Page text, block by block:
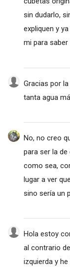
sin dudarlo,
expliquen y
mi para
Gracias por
tanta agua
No, no creo
para ser la
como sea,
lugar a ver
sino sería un
Hola estoy
al contrario
izquierda y